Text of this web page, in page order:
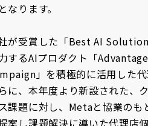
なります。
が受賞した「Best AI
するAIプロダクト「
」を積極的に活用した代
に、本年度より新設された、
課題に対し、Metaと協業のも
案し課題解決に導いた代理店